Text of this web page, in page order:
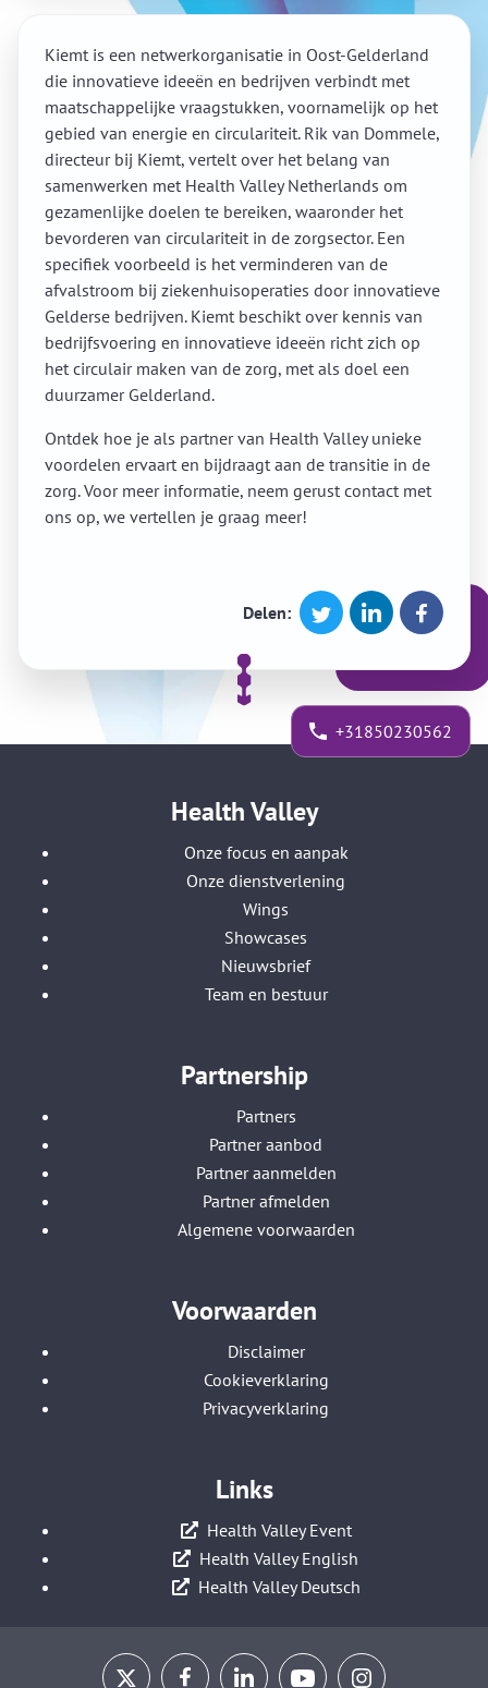
Kiemt is een netwerkorganisatie in Oost-Gelderland
die innovatieve ideeën en bedrijven verbindt met
maatschappelijke vraagstukken, voornamelijk op het
gebied van energie en circulariteit. Rik van Dommele,
directeur bij Kiemt, vertelt over het belang van
samenwerken met Health Valley Netherlands om
gezamenlijke doelen te bereiken, waaronder het
bevorderen van circulariteit in de zorgsector. Een
specifiek voorbeeld is het verminderen van de
afvalstroom bij ziekenhuisoperaties door innovatieve
Gelderse bedrijven. Kiemt beschikt over kennis van
bedrijfsvoering en innovatieve ideeën richt zich op
het circulair maken van de zorg, met als doel een
duurzamer Gelderland.
Ontdek hoe je als partner van Health Valley unieke
voordelen ervaart en bijdraagt aan de transitie in de
zorg. Voor meer informatie, neem gerust contact met
ons op, we vertellen je graag meer!
Delen:
+31850230562
Health Valley
Onze focus en aanpak
Onze dienstverlening
Wings
Showcases
Nieuwsbrief
Team en bestuur
Partnership
Partners
Partner aanbod
Partner aanmelden
Partner afmelden
Algemene voorwaarden
Voorwaarden
Disclaimer
Cookieverklaring
Privacyverklaring
Links
Health Valley Event
Health Valley English
Health Valley Deutsch